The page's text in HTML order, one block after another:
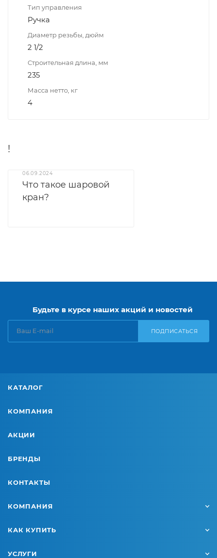
Тип управления
Ручка
Диаметр резьбы, дюйм
2 1/2
Строительная длина, мм
235
Масса нетто, кг
4
!
06.09.2024
Что такое шаровой
кран?
Будьте в курсе наших акций и новостей
ПОДПИСАТЬСЯ
КАТАЛОГ
КОМПАНИЯ
АКЦИИ
БРЕНДЫ
КОНТАКТЫ
КОМПАНИЯ
КАК КУПИТЬ
УСЛУГИ